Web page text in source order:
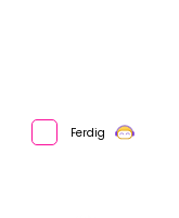
Ferdig